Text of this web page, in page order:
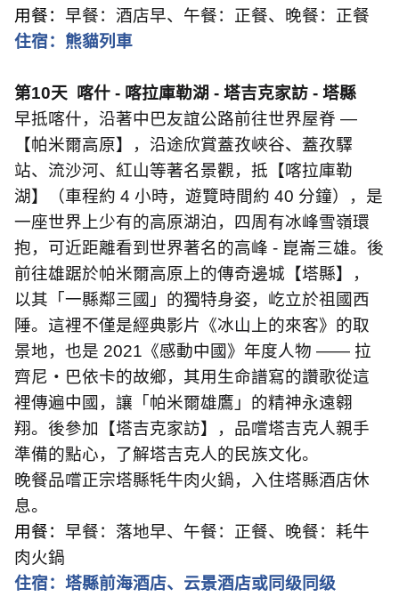
用餐： 早餐：酒店早、午餐：正餐、晚餐：正餐
住宿：熊貓列車
第10天 喀什 - 喀拉庫勒湖 - 塔吉克家訪 - 塔縣
早抵喀什，沿著中巴友誼公路前往世界屋脊 —
【帕米爾高原】，沿途欣賞蓋孜峽谷、蓋孜驛
站、流沙河、紅山等著名景觀，抵【喀拉庫勒
湖】（車程約 4 小時，遊覽時間約 40 分鐘），是
一座世界上少有的高原湖泊，四周有冰峰雪嶺環
抱，可近距離看到世界著名的高峰 - 崑崙三雄。後
前往雄踞於帕米爾高原上的傳奇邊城【塔縣】，
以其「一縣鄰三國」的獨特身姿，屹立於祖國西
陲。這裡不僅是經典影片《冰山上的來客》的取
景地，也是 2021 《感動中國》年度人物 —— 拉
齊尼・巴依卡的故鄉，其用生命譜寫的讚歌從這
裡傳遍中國，讓「帕米爾雄鷹」的精神永遠翱
翔。後參加【塔吉克家訪】，品嚐塔吉克人親手
準備的點心，了解塔吉克人的民族文化。
晚餐品嚐正宗塔縣牦牛肉火鍋，入住塔縣酒店休
息。
用餐： 早餐：落地早、午餐：正餐、晚餐：耗牛
肉火鍋
住宿：塔縣前海酒店、云景酒店或同级同级